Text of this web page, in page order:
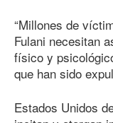
“Millones de
Fulani necesitan
físico y
que han sido
Estados Unidos